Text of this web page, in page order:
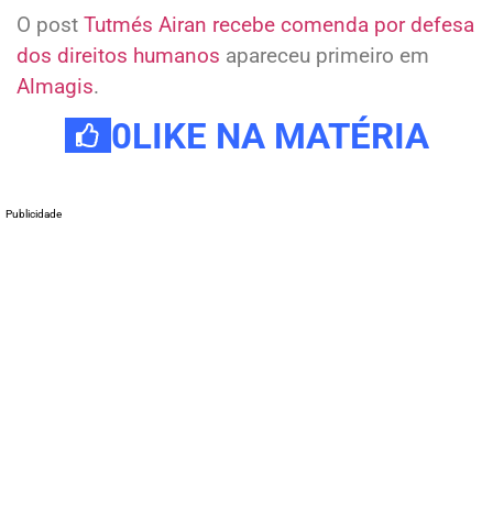
O post Tutmés Airan recebe comenda por defesa
dos direitos humanos apareceu primeiro em
Almagis.
0LIKE NA MATÉRIA
Publicidade